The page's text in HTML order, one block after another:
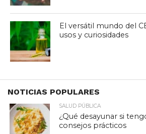
El versátil mundo del
usos y curiosidades
NOTICIAS POPULARES
SALUD PÚBLICA
¿Qué desayunar si
consejos prácticos